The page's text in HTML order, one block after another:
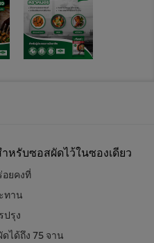
หรับซอสผัดไว้ในซองเดียว
ยคงที่
ทาน
ปรุง
ได้ถึง 75 จาน